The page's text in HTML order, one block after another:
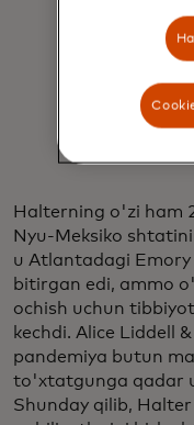
Halterning o'zi ham
Nyu-Meksiko
u Atlantadagi
bitirgan edi, ammo
ochish uchun
kechdi. Alice Liddell
pandemiya butun
to'xtatgunga qadar
Shunday qilib,